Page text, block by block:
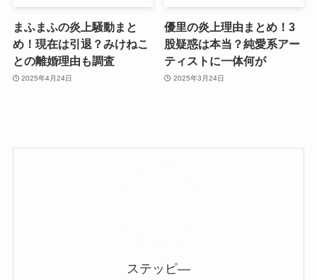
まふまふの炎上騒動まと
め！現在は引退？みけねこ
との離婚理由も調査
2025年4月24日
優里の炎上理由まとめ！3
股疑惑は本当？純愛系アー
ティストに一体何が
2025年3月24日
ステッピ―